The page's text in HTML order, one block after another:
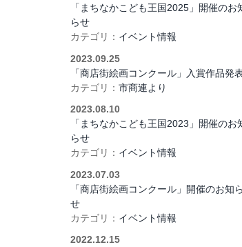
「まちなかこども王国2025」開催のお
らせ
カテゴリ： イベント情報
2023.09.25
「商店街絵画コンクール」入賞作品発
カテゴリ： 市商連より
2023.08.10
「まちなかこども王国2023」開催のお
らせ
カテゴリ： イベント情報
2023.07.03
「商店街絵画コンクール」開催のお知ら
せ
カテゴリ： イベント情報
2022.12.15